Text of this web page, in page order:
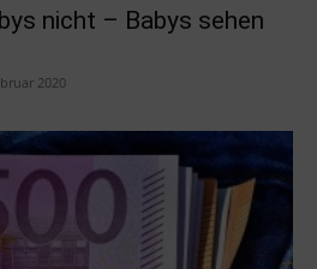
nicht – Babys sehen
2020